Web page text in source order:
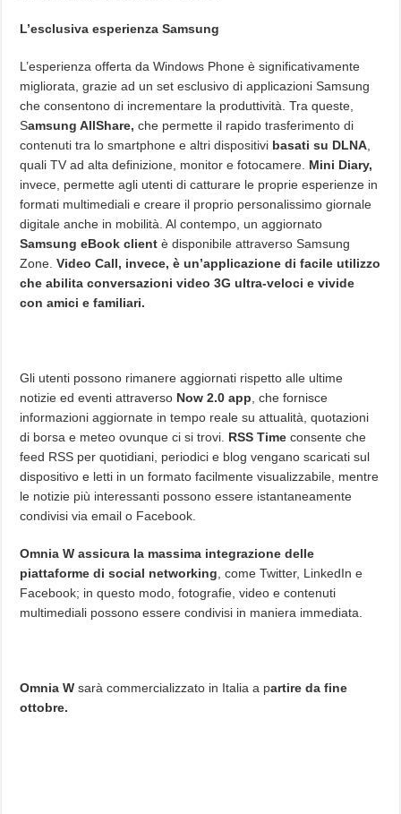
L’esclusiva esperienza Samsung
L’esperienza offerta da Windows Phone è significativamente
migliorata, grazie ad un set esclusivo di applicazioni Samsung
che consentono di incrementare la produttività. Tra queste,
Samsung AllShare, che permette il rapido trasferimento di
contenuti tra lo smartphone e altri dispositivi basati su DLNA
quali TV ad alta definizione, monitor e fotocamere. Mini Diary,
invece, permette agli utenti di catturare le proprie esperienze in
formati multimediali e creare il proprio personalissimo giornale
digitale anche in mobilità. Al contempo, un aggiornato
Samsung eBook client è disponibile attraverso Samsung
Zone.Video Call, invece, è un’applicazione di facile utilizzo
che abilita conversazioni video 3G ultra-veloci e vivide
con amici e familiari.
Gli utenti possono rimanere aggiornati rispetto alle ultime
notizie ed eventi attraverso Now 2.0 app , che fornisce
informazioni aggiornate in tempo reale su attualità, quotazioni
di borsa e meteo ovunque ci si trovi. RSS Time consente che
feed RSS per quotidiani, periodici e blog vengano scaricati sul
dispositivo e letti in un formato facilmente visualizzabile, mentre
le notizie più interessanti possono essere istantaneamente
condivisi via email o Facebook.
Omnia W assicura la massima integrazione delle
piattaforme di social networking , come Twitter, LinkedIn e
Facebook; in questo modo, fotografie, video e contenuti
multimediali possono essere condivisi in maniera immediata.
Omnia W sarà commercializzato in Italia a partire da fine
ottobre.